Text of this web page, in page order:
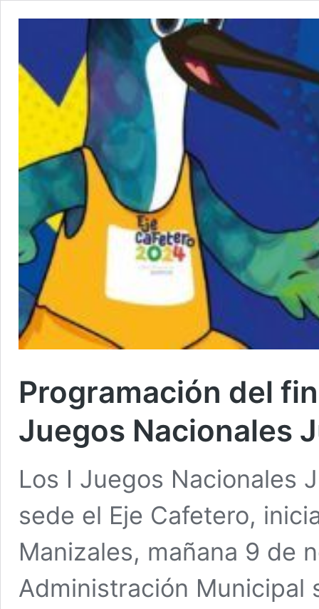
Programación del
Juegos Nacionales
Los I Juegos Nacionales
sede el Eje Cafetero,
Manizales, mañana 9 de
Administración Municipal